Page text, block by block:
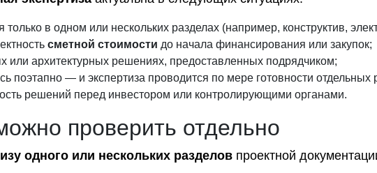
в одном или нескольких разделах (например, конструктив,
сметной стоимости до начала финансирования или закупок;
или архитектурных решениях, предоставленных подрядчиком;
поэтапно — и экспертиза проводится по мере готовности отдельных
решений перед инвестором или контролирующими органами.
проверить отдельно
одного или нескольких разделов проектной